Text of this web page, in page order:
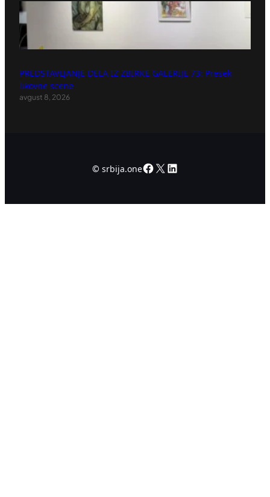
PREDSTAVLJANJE DELA IZ ZBIRKE GALERIJE 73: Presek
likovne scene
avgust 8, 2026
© srbija.oneFacebook
X LinkedIn